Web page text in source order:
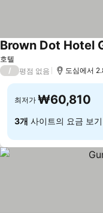
호텔
Brown Dot Hotel
/ 평점 없음 도심에서
최저가 ₩60,810
3개 사이트의 요금 보기